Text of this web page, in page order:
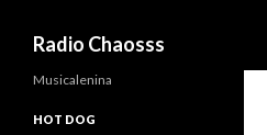
Radio Chaosss
Musicalenina
HOT DOG